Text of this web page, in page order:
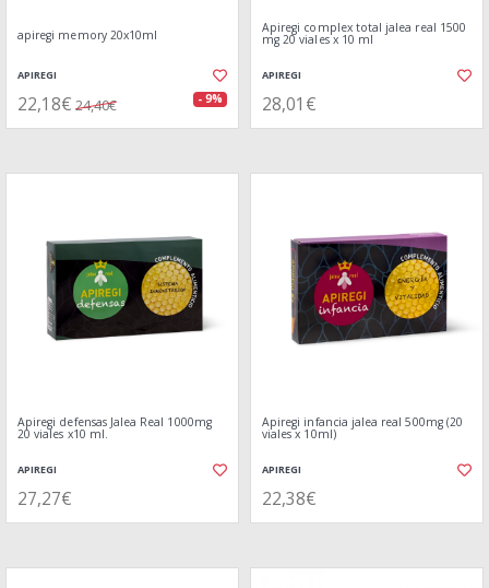
apiregi memory 20x10ml
APIREGI
22,18€ 24,40€ - 9%
Apiregi complex total jalea real 1500
mg 20 viales x 10 ml
APIREGI
28,01€
Apiregi defensas Jalea Real 1000mg
20 viales x10 ml.
APIREGI
27,27€
Apiregi infancia jalea real 500mg (20
viales x 10ml)
APIREGI
22,38€